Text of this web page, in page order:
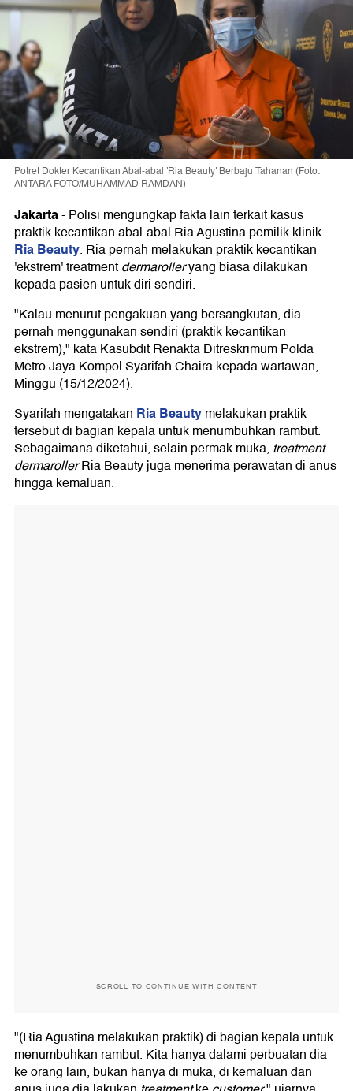
Potret Dokter Kecantikan Abal-abal 'Ria Beauty' Berbaju Tahanan (Foto:
ANTARA FOTO/MUHAMMAD RAMDAN)
Jakarta-Polisi mengungkap fakta lain terkait kasus
praktik kecantikan abal-abal Ria Agustina pemilik klinik
Ria Beauty. Ria pernah melakukan praktik kecantikan
'ekstrem' treatmentdermarolleryang biasa dilakukan
kepada pasien untuk diri sendiri.
"Kalau menurut pengakuan yang bersangkutan, dia
pernah menggunakan sendiri (praktik kecantikan
ekstrem)," kata Kasubdit Renakta Ditreskrimum Polda
Metro Jaya Kompol Syarifah Chaira kepada wartawan,
Minggu (15/12/2024).
Syarifah mengatakan Ria Beautymelakukan praktik
tersebut di bagian kepala untuk menumbuhkan rambut.
Sebagaimana diketahui, selain permak muka, treatment
dermarollerRia Beauty juga menerima perawatan di anus
hingga kemaluan.
SCROLL TO CONTINUE WITH CONTENT
"(Ria Agustina melakukan praktik) di bagian kepala untuk
menumbuhkan rambut. Kita hanya dalami perbuatan dia
ke orang lain, bukan hanya di muka, di kemaluan dan